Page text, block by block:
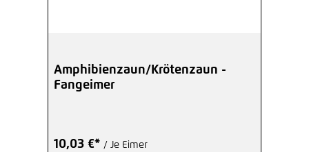
Amphibienzaun/Krötenzaun -
Fangeimer
10,03 €* / Je Eimer